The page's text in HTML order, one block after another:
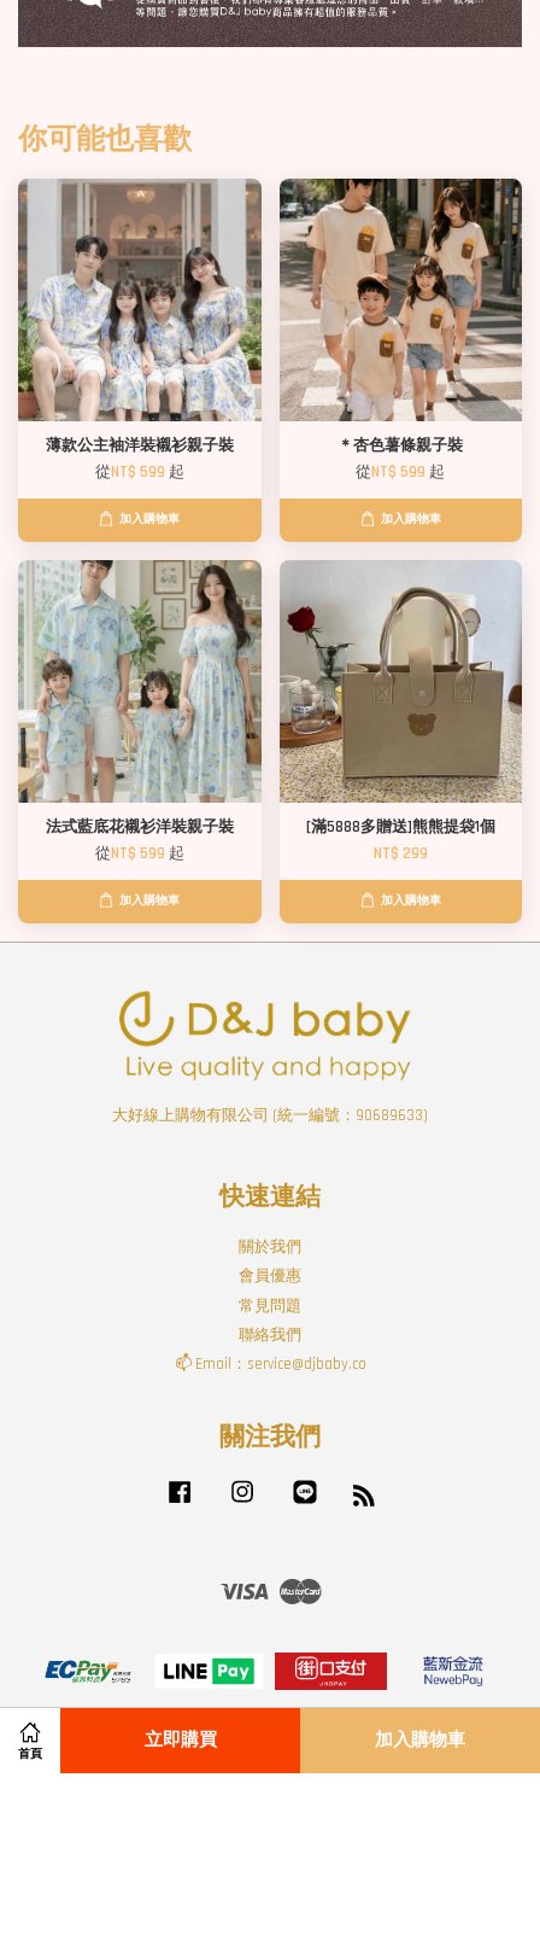
首頁
立即購買 加入購物車
你可能也喜歡
薄款公主袖洋裝襯衫親子裝
從NT$ 599 起
加入購物車
＊杏色薯條親子裝
從NT$ 599 起
加入購物車
法式藍底花襯衫洋裝親子裝
從NT$ 599 起
加入購物車
[滿5888多贈送]熊熊提袋1個
NT$ 299
加入購物車
大好線上購物有限公司 (統一編號：90689633)
快速連結
關於我們
會員優惠
常見問題
聯絡我們
📫 Email：service@djbaby.co
關注我們
Facebook Instagram
Visa Master